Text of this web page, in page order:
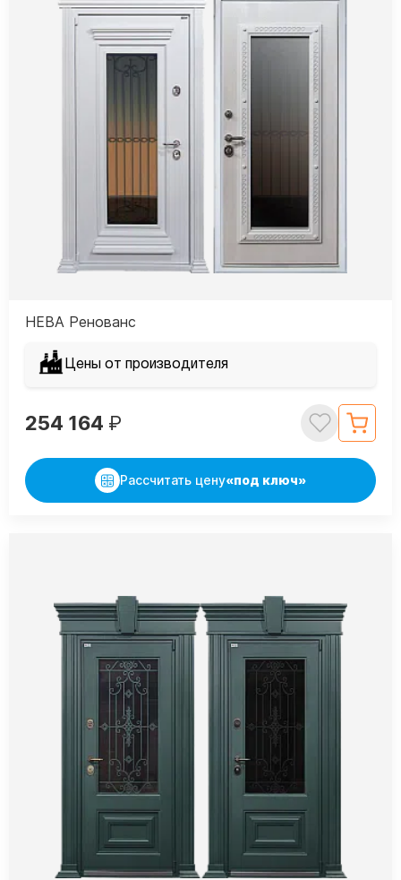
НЕВА Ренованс
Цены от производителя
254 164 ₽
Рассчитать цену«под ключ»